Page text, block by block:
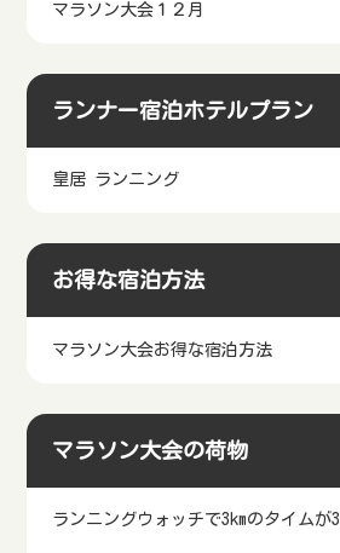
マラソン大会１２月
ランナー宿泊ホテルプラン
皇居 ランニング
お得な宿泊方法
マラソン大会お得な宿泊方法
マラソン大会の荷物
ランニングウォッチで3kmのタイムが